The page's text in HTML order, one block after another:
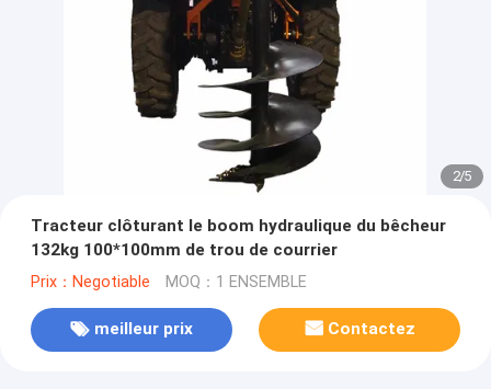
2/5
Tracteur clôturant le boom hydraulique du bêcheur
132kg 100*100mm de trou de courrier
Prix：Negotiable MOQ：1 ENSEMBLE
meilleur prix Contactez